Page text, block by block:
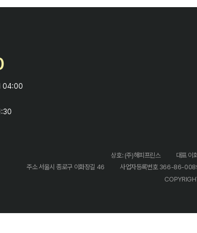
04:00
상호: (주)해피프린스 대표 이
주소 서울시 종로구 이화장길 46
사업자등록번호 366-86-